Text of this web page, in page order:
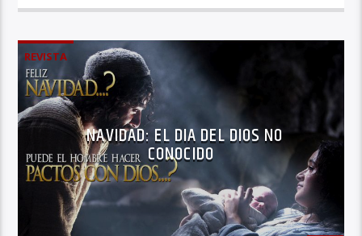
REVISTA
NAVIDAD: EL DIA DEL DIOS NO
CONOCIDO